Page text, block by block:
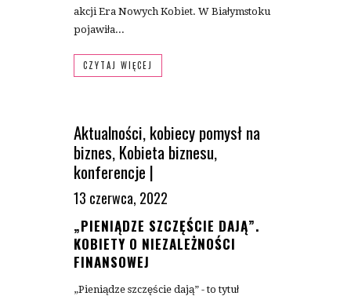
akcji Era Nowych Kobiet. W Białymstoku
pojawiła...
CZYTAJ WIĘCEJ
Aktualności,kobiecy pomysł na
biznes,Kobieta biznesu,
konferencje |
13 czerwca, 2022
„PIENIĄDZE SZCZĘŚCIE DAJĄ”.
KOBIETY O NIEZALEŻNOŚCI
FINANSOWEJ
„Pieniądze szczęście dają” - to tytuł